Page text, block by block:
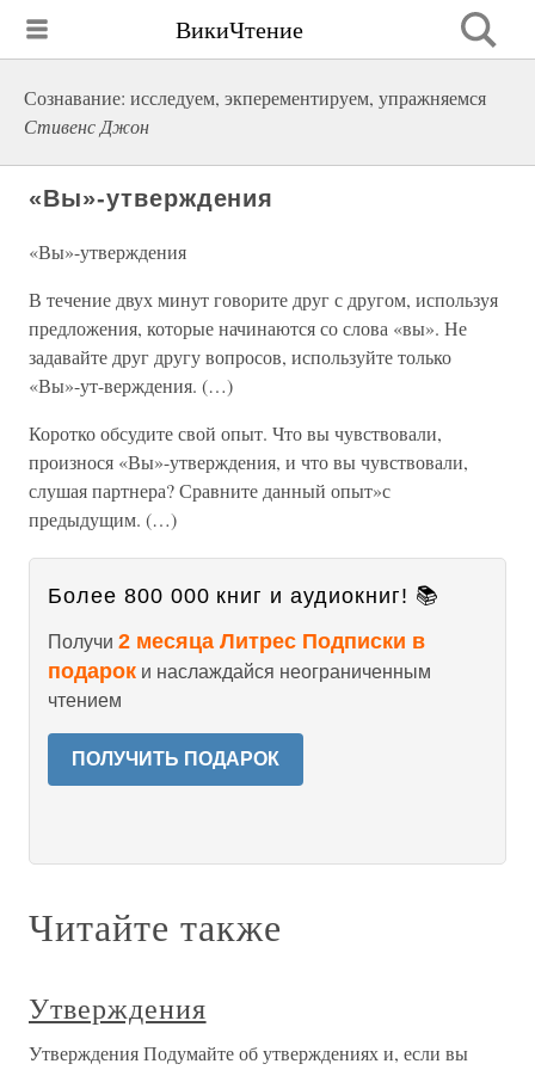
ВикиЧтение
Сознавание: исследуем, экперементируем, упражняемся
Стивенс Джон
«Вы»-утверждения
«Вы»-утверждения
В течение двух минут говорите друг с другом, используя
предложения, которые начинаются со слова «вы». Не
задавайте друг другу вопросов, используйте только
«Вы»-ут-верждения. (…)
Коротко обсудите свой опыт. Что вы чувствовали,
произнося «Вы»-утверждения, и что вы чувствовали,
слушая партнера? Сравните данный опыт»с
предыдущим. (…)
Более 800 000 книг и аудиокниг! 📚
Получи 2 месяца Литрес Подписки в
подарок и наслаждайся неограниченным
чтением
ПОЛУЧИТЬ ПОДАРОК
Читайте также
Утверждения
Утверждения Подумайте об утверждениях и, если вы